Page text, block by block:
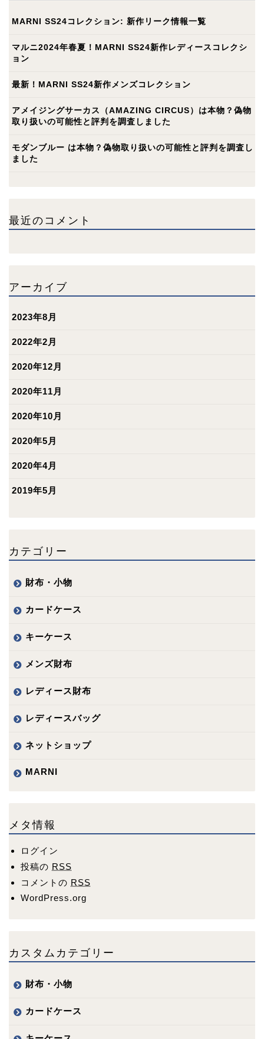
MARNI SS24コレクション: 新作リーク情報一覧
マルニ2024年春夏！MARNI SS24新作レディースコレクシ
ョン
最新！MARNI SS24新作メンズコレクション
アメイジングサーカス（AMAZING CIRCUS）は本物？偽物
取り扱いの可能性と評判を調査しました
モダンブルー は本物？偽物取り扱いの可能性と評判を調査し
ました
最近のコメント
アーカイブ
2023年8月
2022年2月
2020年12月
2020年11月
2020年10月
2020年5月
2020年4月
2019年5月
カテゴリー
財布・小物
カードケース
キーケース
メンズ財布
レディース財布
レディースバッグ
ネットショップ
MARNI
メタ情報
ログイン
投稿の RSS
コメントの RSS
WordPress.org
カスタムカテゴリー
財布・小物
カードケース